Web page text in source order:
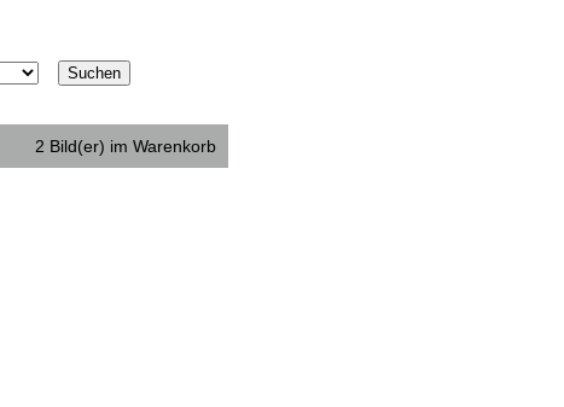
2 Bild(er) im Warenkorb